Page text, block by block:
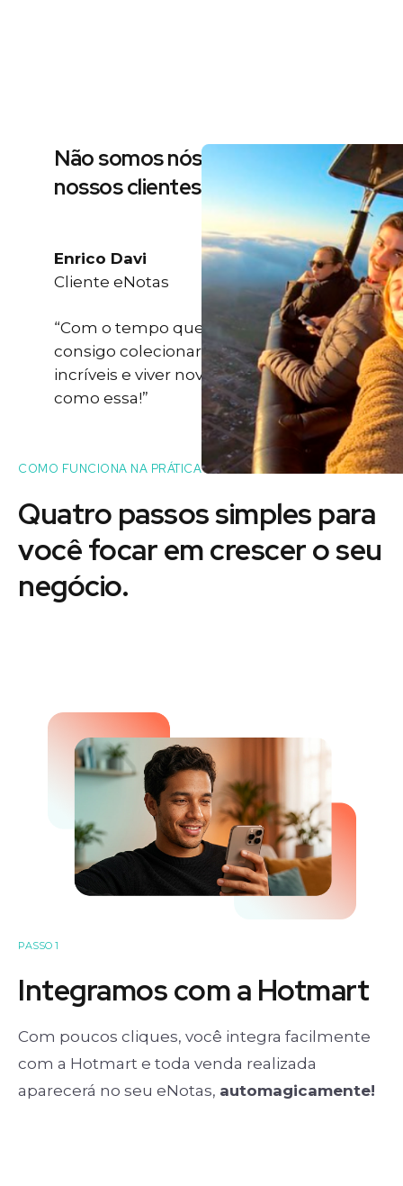
Não somos nós dizendo, são
nossos clientes
Enrico Davi
Cliente eNotas
“Com o tempo que eu ganho eu
consigo colecionar momentos
incríveis e viver novas experiências
como essa!”
COMO FUNCIONA NA PRÁTICA
Quatro passos simples para
vocêfocarem crescer o seu
negócio.
PASSO 1
Integramos com a Hotmart
Com poucos cliques, você integra facilmente
com a Hotmart e toda venda realizada
aparecerá no seu eNotas, automagicamente!